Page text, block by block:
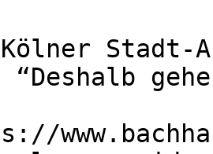
Stadt-